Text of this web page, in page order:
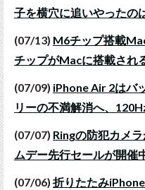
子を横穴に追いやったの
(07/13) M6チップ搭載
チップがMacに搭載され
(07/09) iPhone Air 2はバ
リーの不満解消へ、
(07/07) Ringの防犯カメ
ムデー先行セールが開催
(07/06) 折りたたみ